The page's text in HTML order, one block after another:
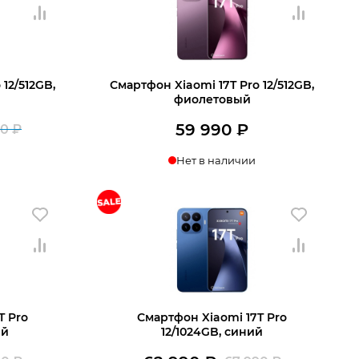
990 ₽.
990 ₽.
512GB,
₽
составляла
59
990 ₽.
490 ₽.
корзину
Смартфон Xiaomi 17T Pro 12/512GB,
фиолетовый
59 990₽
Нет в наличии
Узнать о поступлении
Pro
Смартфон Xiaomi 17T Pro
12/1024GB, синий